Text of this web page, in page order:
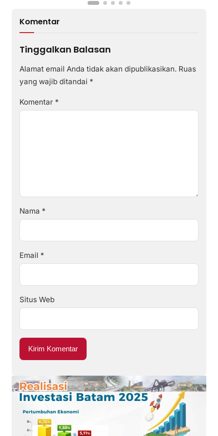
Komentar
Tinggalkan Balasan
Alamat email Anda tidak akan dipublikasikan. Ruas
yang wajib ditandai *
Komentar *
Nama *
Email *
Situs Web